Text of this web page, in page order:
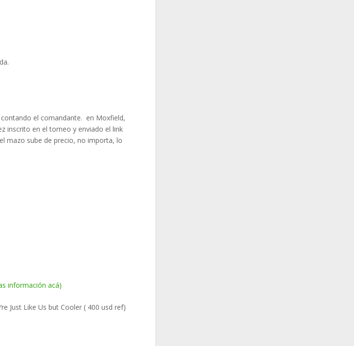
el comandante. en Moxfield,
inscrito en el torneo y enviado el link
mazo sube de precio, no importa, lo
información acá)
Just Like Us but Cooler ( 400 usd ref)